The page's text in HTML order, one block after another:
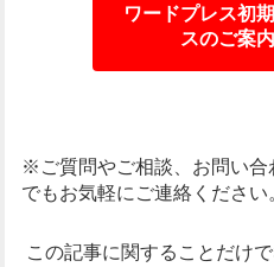
ワードプレス初
スのご案
※ご質問やご相談、お問い合
でもお気軽にご連絡ください
この記事に関することだけで